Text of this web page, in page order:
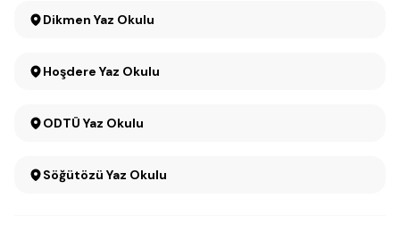
Dikmen Yaz Okulu
Hoşdere Yaz Okulu
ODTÜ Yaz Okulu
Söğütözü Yaz Okulu